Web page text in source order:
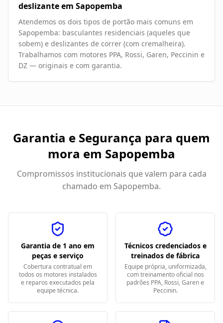
deslizante em Sapopemba
Atendemos os dois tipos de portão mais comuns em
Sapopemba: basculantes residenciais (aqueles que
sobem) e deslizantes de correr (com cremalheira).
Trabalhamos com motores PPA, Rossi, Garen, Peccinin e
DZ — originais e com garantia.
Garantia e Segurança para quem
mora em Sapopemba
Compromissos institucionais que valem para cada
chamado em Sapopemba.
Garantia de 1 ano em
peças e serviço
Cobertura contratual em
todos os motores instalados
e reparos executados pela
equipe técnica.
Técnicos credenciados e
treinados de fábrica
Equipe própria, uniformizada,
com treinamento oficial nos
padrões PPA, Rossi, Garen e
Peccinin.